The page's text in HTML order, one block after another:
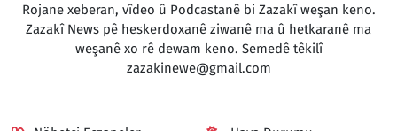
Rojane xeberan, vîdeo û Podcastanê bi Zazakî weşan keno.
Zazakî News pê heskerdoxanê ziwanê ma û hetkaranê ma
weşanê xo rê dewam keno. Semedê têkilî
zazakinewe@gmail.com